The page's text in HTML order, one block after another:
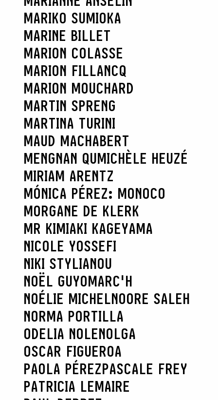
MARIKO SUMIOKA
MARINE BILLET
MARION COLASSE
MARION FILLANCQ
MARION MOUCHARD
MARTIN SPRENG
MARTINA TURINI
MAUD MACHABERT
MENGNAN QUMICHÈLE HEUZÉ
MIRIAM ARENTZ
MÓNICA PÉREZ: MONOCO
MORGANE DE KLERK
MR KIMIAKI KAGEYAMA
NICOLE YOSSEFI
NIKI STYLIANOU
NOËL GUYOMARC'H
NOÉLIE MICHELNOORE SALEH
NORMA PORTILLA
ODELIA NOLENOLGA
OSCAR FIGUEROA
PAOLA PÉREZPASCALE FREY
PATRICIA LEMAIRE